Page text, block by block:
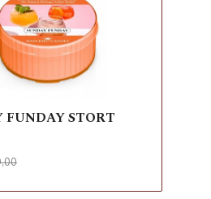
FUNDAY STORT